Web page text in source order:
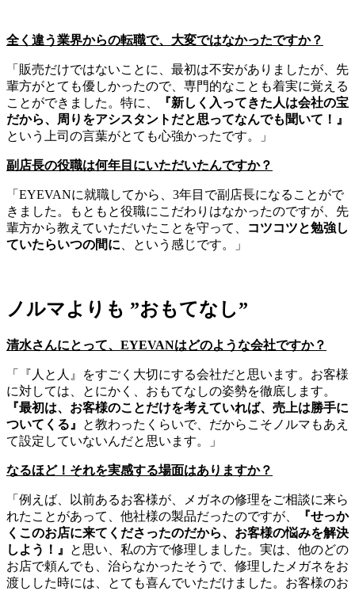
全く違う業界からの転職で、大変ではなかったですか？
「販売だけではないことに、最初は不安がありましたが、先
輩方がとても優しかったので、専門的なことも着実に覚える
ことができました。特に、
『新しく入ってきた人は会社の宝
だから、周りをアシスタントだと思ってなんでも聞いて！』
という上司の言葉がとても心強かったです。」
副店長の役職は何年目にいただいたんですか？
「EYEVANに就職してから、3年目で副店長になることがで
きました。もともと役職にこだわりはなかったのですが、先
輩方から教えていただいたことを守って、
コツコツと勉強し
ていたらいつの間に 、という感じです。」
ノルマよりも ”おもてなし”
清水さんにとって、EYEVANはどのような会社ですか？
「『人と人』をすごく大切にする会社だと思います。お客様
に対しては、とにかく、おもてなしの姿勢を徹底します。
『最初は、お客様のことだけを考えていれば、売上は勝手に
ついてくる』
と教わったくらいで、だからこそノルマもあえ
て設定していないんだと思います。」
なるほど！それを実感する場面はありますか？
「例えば、以前あるお客様が、メガネの修理をご相談に来ら
れたことがあって、他社様の製品だったのですが、
『せっか
くこのお店に来てくださったのだから、お客様の悩みを解決
しよう！』
と思い、私の方で修理しました。実は、他のどの
お店で頼んでも、治らなかったそうで、修理したメガネをお
渡しした時には、とても喜んでいただけました。お客様のお